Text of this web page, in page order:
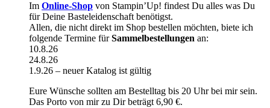
Im Online-Shop von Stampin’Up! findest Du alles was Du
für Deine Basteleidenschaft benötigst.
Allen, die nicht direkt im Shop bestellen möchten, biete ich
folgende Termine fürSammelbestellungen an:
10.8.26
24.8.26
1.9.26 – neuer Katalog ist gültig
Eure Wünsche sollten am Bestelltag bis 20 Uhr bei mir sein.
Das Porto von mir zu Dir beträgt 6,90 €.